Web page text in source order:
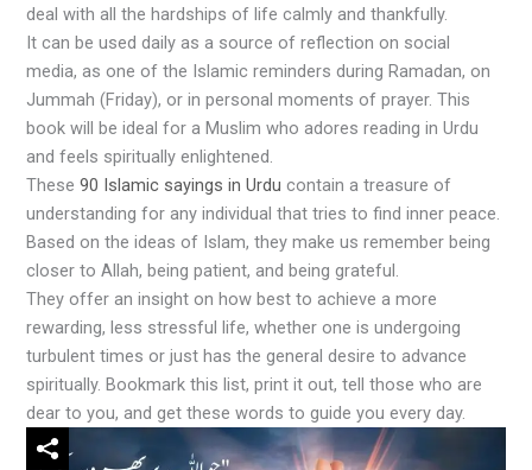
deal with all the hardships of life calmly and thankfully.
It can be used daily as a source of reflection on social
media, as one of the Islamic reminders during Ramadan, on
Jummah (Friday), or in personal moments of prayer. This
book will be ideal for a Muslim who adores reading in Urdu
and feels spiritually enlightened.
These90 Islamic sayings in Urdu contain a treasure of
understanding for any individual that tries to find inner peace.
Based on the ideas of Islam, they make us remember being
closer to Allah, being patient, and being grateful.
They offer an insight on how best to achieve a more
rewarding, less stressful life, whether one is undergoing
turbulent times or just has the general desire to advance
spiritually. Bookmark this list, print it out, tell those who are
dear to you, and get these words to guide you every day.